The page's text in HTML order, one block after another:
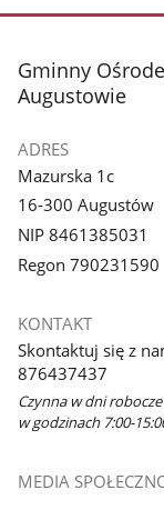
stopka
Gminny
Augustowie
ADRES
Mazurska 1c
16-300 Augustów
NIP 8461385031
Regon 790231590
KONTAKT
Skontaktuj się z
876437437
Czynna w dni robocze
w godzinach 7:00-
MEDIA